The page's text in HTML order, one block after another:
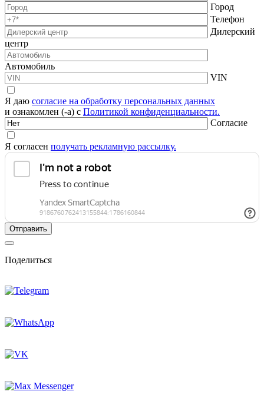
Город
Телефон
Дилерский
центр
Автомобиль
VIN
Я даю согласие на обработку персональных данных
и ознакомлен (-а) с Политикой конфиденциальности.
Согласие
Я согласен получать рекламную рассылку.
Поделиться